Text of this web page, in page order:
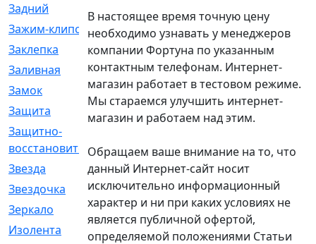
Задний
Зажим-клипса
[1]
Заклепка
[1]
Заливная
[4]
Замок
[12]
Защита
[79]
Защитно-
восстановительный
Звезда
[1]
Звездочка
[5]
Зеркало
[369]
Изолента
[1]
В настоящее время точную цену
необходимо узнавать у менеджеров
компании Фортуна по указанным
контактным телефонам. Интернет-
магазин работает в тестовом режиме.
Мы стараемся улучшить интернет-
магазин и работаем над этим.
Обращаем ваше внимание на то, что
данный Интернет-сайт носит
исключительно информационный
характер и ни при каких условиях не
является публичной офертой,
определяемой положениями Статьи